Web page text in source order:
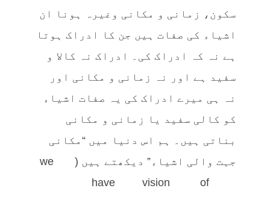
سکون، زمانی و مکانی وغیرہ ہونا ان
اشیاء کی صفات ہیں جن کا ادراک ہوتا
ہے نہ کہ ادراک کی۔ ادراک نہ کالا و
سفید ہے اور نہ زمانی و مکانی اور
نہ ہی میرے ادراک کی یہ صفات اشیاء
کو کالی سفید یا زمانی و مکانی
بناتی ہیں۔ ہم اس دنیا میں “مکانی
جہت والی اشیاء” دیکھتے ہیں (we
have vision of